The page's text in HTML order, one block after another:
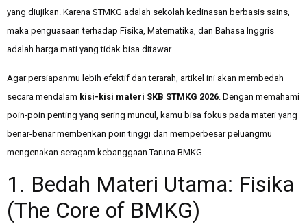
yang diujikan. Karena STMKG adalah sekolah kedinasan berbasis sains,
maka penguasaan terhadap Fisika, Matematika, dan Bahasa Inggris
adalah harga mati yang tidak bisa ditawar.
Agar persiapanmu lebih efektif dan terarah, artikel ini akan membedah
secara mendalam kisi-kisi materi SKB STMKG 2026 . Dengan memahami
poin-poin penting yang sering muncul, kamu bisa fokus pada materi yang
benar-benar memberikan poin tinggi dan memperbesar peluangmu
mengenakan seragam kebanggaan Taruna BMKG.
1. Bedah Materi Utama: Fisika
(The Core of BMKG)